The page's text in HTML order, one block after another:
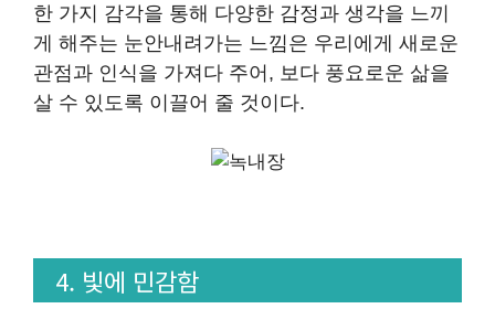
한 가지 감각을 통해 다양한 감정과 생각을 느끼
게 해주는 눈안내려가는 느낌은 우리에게 새로운
관점과 인식을 가져다 주어, 보다 풍요로운 삶을
살 수 있도록 이끌어 줄 것이다.
4. 빛에 민감함